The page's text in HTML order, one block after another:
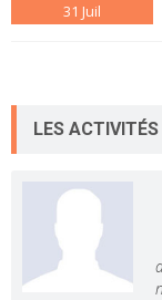
31 Juil
LES ACTIVITÉS